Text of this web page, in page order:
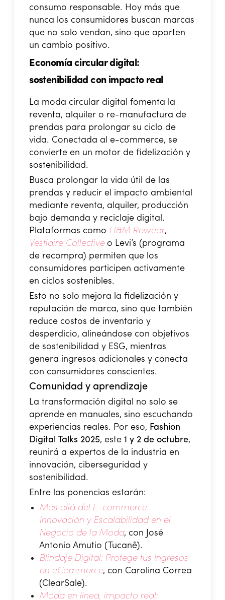
consumo responsable. Hoy más que
nunca los consumidores buscan marcas
que no solo vendan, sino que aporten
un cambio positivo.
Economía circular digital:
sostenibilidad con impacto real
La moda circular digital fomenta la
reventa, alquiler o re-manufactura de
prendas para prolongar su ciclo de
vida. Conectada al e-commerce, se
convierte en un motor de fidelización y
sostenibilidad.
Busca prolongar la vida útil de las
prendas y reducir el impacto ambiental
mediante reventa, alquiler, producción
bajo demanda y reciclaje digital.
Plataformas como H&M Rewear,
Vestiaire Collectiveo Levi’s (programa
de recompra) permiten que los
consumidores participen activamente
en ciclos sostenibles.
Esto no solo mejora la fidelización y
reputación de marca, sino que también
reduce costos de inventario y
desperdicio, alineándose con objetivos
de sostenibilidad y ESG, mientras
genera ingresos adicionales y conecta
con consumidores conscientes.
Comunidad y aprendizaje
La transformación digital no solo se
aprende en manuales, sino escuchando
experiencias reales. Por eso, Fashion
Digital Talks 2025, este1 y 2 de octubre,
reunirá a expertos de la industria en
innovación, ciberseguridad y
sostenibilidad.
Entre las ponencias estarán:
Más allá del E-commerce:
Innovación y Escalabilidad en el
Negocio de la Moda, con José
Antonio Amutio (Tucanê).
Blindaje Digital: Protege tus Ingresos
en eCommerce, con Carolina Correa
(ClearSale).
Moda en línea, impacto real: